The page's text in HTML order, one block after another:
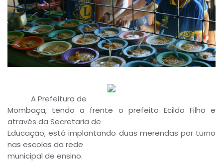
A Prefeitura de
Mombaça, tendo a frente o prefeito Ecildo Filho e
através da Secretaria de
Educação, está implantando duas merendas por turno
nas escolas da rede
municipal de ensino.